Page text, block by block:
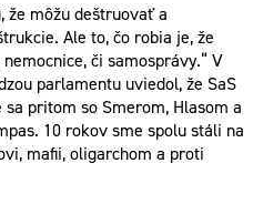
že môžu deštruovať a
Ale to, čo robia je, že
či samosprávy.“ V
parlamentu uviedol, že SaS
pritom so Smerom, Hlasom a
10 rokov sme spolu stáli na
mafii, oligarchom a proti